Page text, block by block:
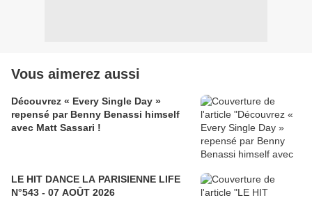
Vous aimerez aussi
Découvrez « Every Single Day »
repensé par Benny Benassi himself
avec Matt Sassari !
LE HIT DANCE LA PARISIENNE LIFE
N°543 - 07 AOÛT 2026